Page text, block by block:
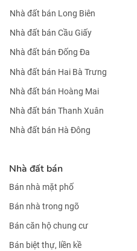
Nhà đất bán Long Biên
Nhà đất bán Cầu Giấy
Nhà đất bán Đống Đa
Nhà đất bán Hai Bà Trưng
Nhà đất bán Hoàng Mai
Nhà đất bán Thanh Xuân
Nhà đất bán Hà Đông
Nhà đất bán
Bán nhà mặt phố
Bán nhà trong ngõ
Bán căn hộ chung cư
Bán biệt thự, liền kề